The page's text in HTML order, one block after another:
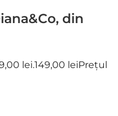
din
lei.149,00 leiPrețul